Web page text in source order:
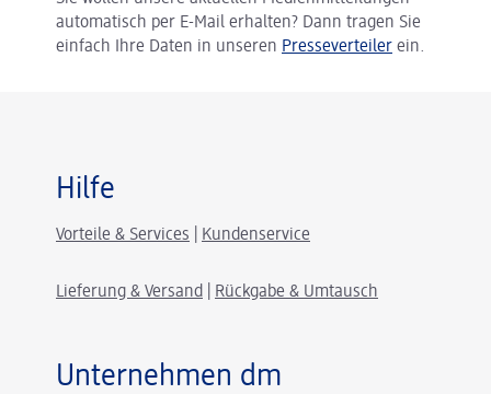
automatisch per E-Mail erhalten? Dann tragen Sie
einfach Ihre Daten in unseren Presseverteiler ein.
Hilfe
Vorteile & Services Kundenservice
Lieferung & Versand Rückgabe & Umtausch
Unternehmen dm